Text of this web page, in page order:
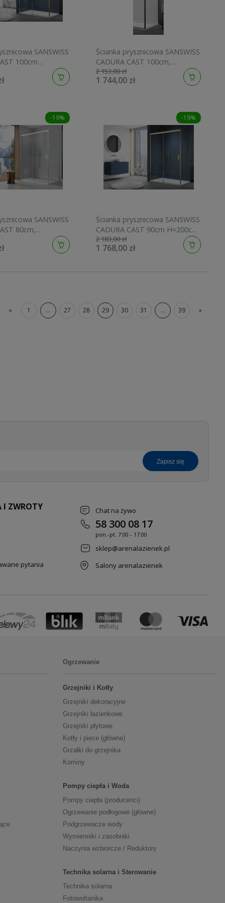
SANSWISS
100cm
CAST1001207
Ścianka prysznicowa SANSWISS
CADURA CAST 100cm,
H=200cm, czarny mat
CAST1000607
2 153,00 zł
1 744,00 zł
-19%
SANSWISS
80cm,
połysk
-19%
Ścianka prysznicowa SANSWISS
CADURA CAST 90cm H=200cm,
złoty CAST0901207
2 183,00 zł
1 768,00 zł
« 1 ... 27 28 29 30 31 ... 39 »
zapisz się
I ZWROTY
pytania
Chat na żywo
58 300 08 17
pon.-pt. 7:00 - 17:00
sklep@arenalazienek.pl
Salony arenalazienek
Ogrzewanie
Grzejniki i Kotły
Grzejniki dekoracyjne
Grzejniki łazienkowe
Grzejniki płytowe
Kotły i piece (główne)
Grzałki do grzejnika
Kominy
Pompy ciepła i Woda
Pompy ciepła (producenci)
Ogrzewanie podłogowe (główne)
Podgrzewacze wody
Wymienniki i zasobniki
Naczynia wzbiorcze / Reduktory
Technika solarna i Sterowanie
Technika solarna
Fotowoltanika